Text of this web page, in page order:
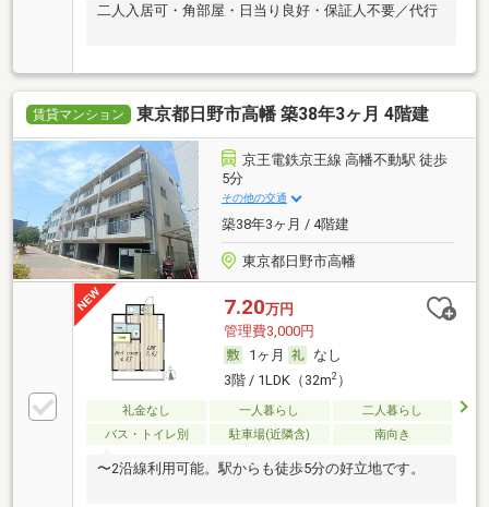
二人入居可・角部屋・日当り良好・保証人不要／代行
賃貸マンション 東京都日野市高幡 築38年3ヶ月 4階建
京王電鉄京王線 高幡不動駅 徒歩
5分
その他の交通
築38年3ヶ月 / 4階建
東京都日野市高幡
7.20万円
管理費3,000円
1ヶ月
なし
3階 / 1LDK（32m2）
礼金なし 一人暮らし
二人暮らし
バス・トイレ別
駐車場(近隣含) 南向き
〜2沿線利用可能。駅からも徒歩5分の好立地です。